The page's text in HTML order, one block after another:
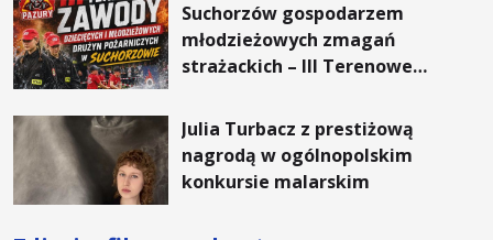
Suchorzów gospodarzem
młodzieżowych zmagań
strażackich – III Terenowe
Julia Turbacz z prestiżową
nagrodą w ogólnopolskim
konkursie malarskim